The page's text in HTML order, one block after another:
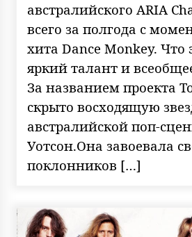
австралийского ARIA
всего за полгода с
хита Dance Monkey. Что
яркий талант и
За названием проекта
скрыто восходящую
австралийской поп-
Уотсон.Она завоевала
поклонников […]